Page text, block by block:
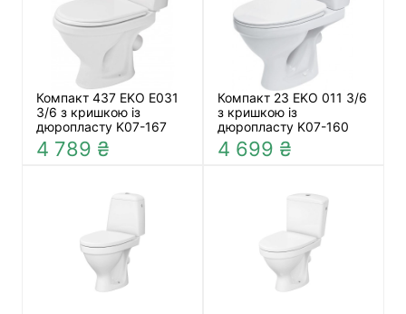
Компакт 437 EKO Е031
3/6 з кришкою із
дюропласту K07-167
4 789 ₴
Компакт 23 EKO 011 3/6
з кришкою із
дюропласту K07-160
4 699 ₴